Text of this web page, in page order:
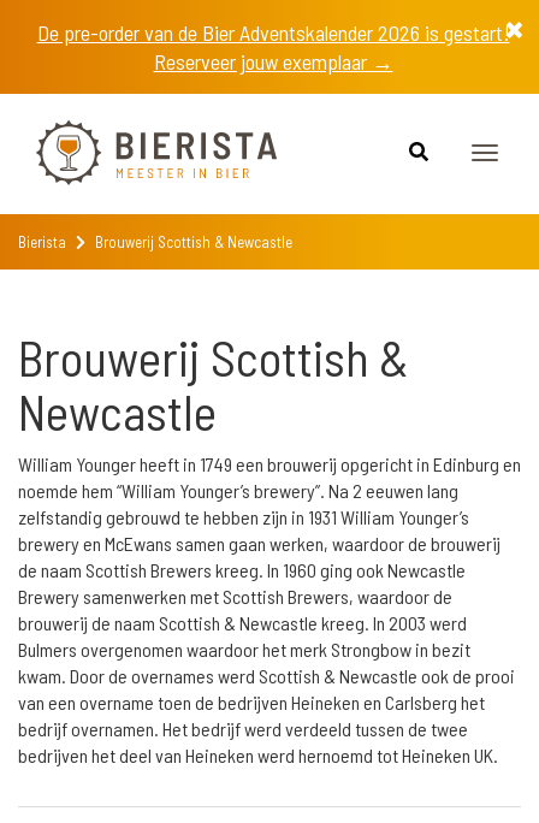
De pre-order van de Bier Adventskalender 2026 is gestart!
Reserveer jouw exemplaar →
Toggle
Bierista Brouwerij Scottish & Newcastle
Brouwerij Scottish &
Newcastle
William Younger heeft in 1749 een brouwerij opgericht in Edinburg en
noemde hem “William Younger’s brewery”. Na 2 eeuwen lang
zelfstandig gebrouwd te hebben zijn in 1931 William Younger’s
brewery en McEwans samen gaan werken, waardoor de brouwerij
de naam Scottish Brewers kreeg. In 1960 ging ook Newcastle
Brewery samenwerken met Scottish Brewers, waardoor de
brouwerij de naam Scottish & Newcastle kreeg. In 2003 werd
Bulmers overgenomen waardoor het merk Strongbow in bezit
kwam. Door de overnames werd Scottish & Newcastle ook de prooi
van een overname toen de bedrijven Heineken en Carlsberg het
bedrijf overnamen. Het bedrijf werd verdeeld tussen de twee
bedrijven het deel van Heineken werd hernoemd tot Heineken UK.